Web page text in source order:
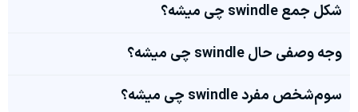
شکل جمع swindle چی میشه؟
وجه وصفی حال swindle چی میشه؟
سوم‌شخص مفرد swindle چی میشه؟